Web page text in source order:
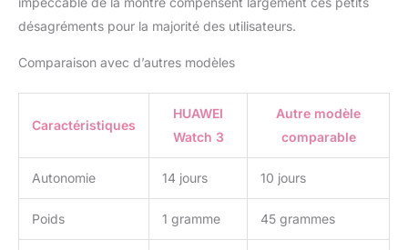
Watch 3 sont livrés avec
30 visages préinstallés, y
animés pour vraiment
outre, choisissez parmi
disponibles sur la
Face Couleur bleue en
nylon exclusif
Compatible avec
iOS/Android
désagréments pour la majorité des utilisateurs.
Comparaison avec d’autres modèles
Caractéristiques
HUAWEI
Watch 3
Autre modèle
comparable
Autonomie 14 jours 10 jours
Poids 1 gramme 45 grammes